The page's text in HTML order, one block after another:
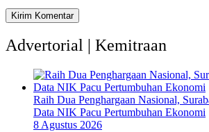
Advertorial | Kemitraan
Raih Dua Penghargaan Nasional,
Data NIK Pacu Pertumbuhan Ekonomi
8 Agustus 2026